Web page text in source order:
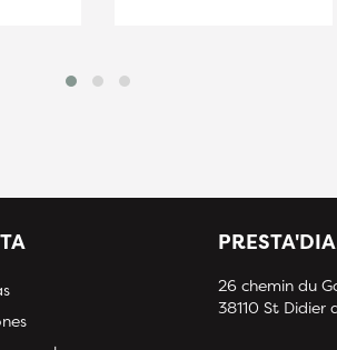
26 chemin du
38110 St Didier